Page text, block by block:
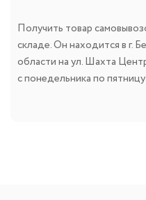
Получить товар
складе. Он находится в г.
области на ул. Шахта
с понедельника по